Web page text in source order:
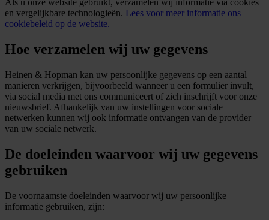
Als u onze website gebruikt, verzamelen wij informatie via cookies
en vergelijkbare technologieën. Lees voor meer informatie ons
cookiebeleid op de website.
Hoe verzamelen wij uw gegevens
Heinen & Hopman kan uw persoonlijke gegevens op een aantal
manieren verkrijgen, bijvoorbeeld wanneer u een formulier invult,
via social media met ons communiceert of zich inschrijft voor onze
nieuwsbrief. Afhankelijk van uw instellingen voor sociale
netwerken kunnen wij ook informatie ontvangen van de provider
van uw sociale netwerk.
De doeleinden waarvoor wij uw gegevens
gebruiken
De voornaamste doeleinden waarvoor wij uw persoonlijke
informatie gebruiken, zijn: